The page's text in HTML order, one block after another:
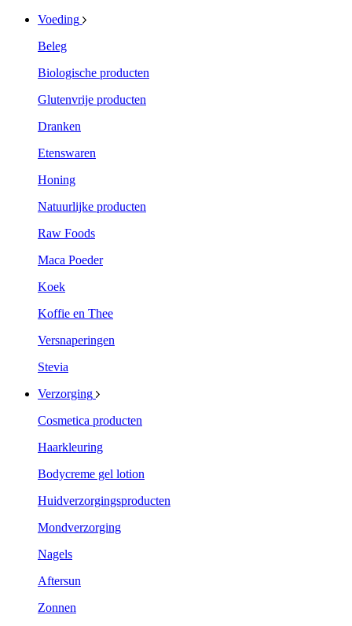
Voeding
Beleg
Biologische producten
Glutenvrije producten
Dranken
Etenswaren
Honing
Natuurlijke producten
Raw Foods
Maca Poeder
Koek
Koffie en Thee
Versnaperingen
Stevia
Verzorging
Cosmetica producten
Haarkleuring
Bodycreme gel lotion
Huidverzorgingsproducten
Mondverzorging
Nagels
Aftersun
Zonnen